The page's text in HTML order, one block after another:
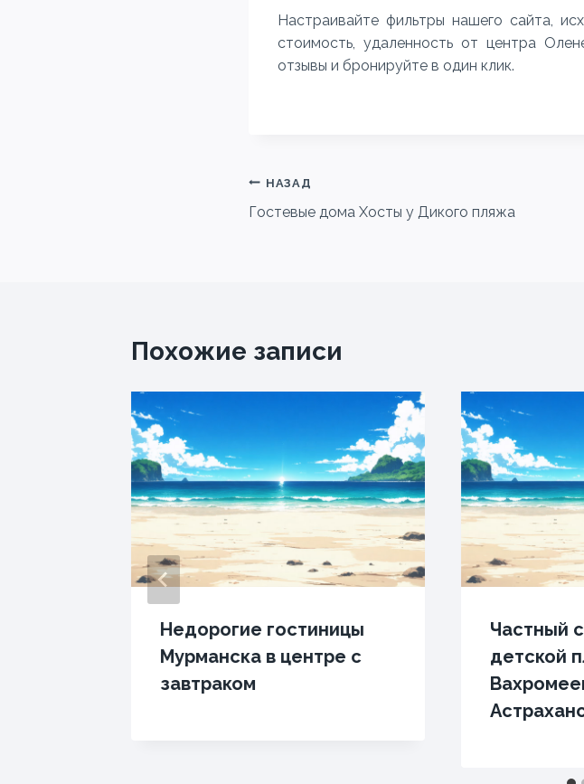
Настраивайте фильтры нашего сайта,
стоимость, удаленность от центра
отзывы и бронируйте в один клик.
Навигация
по
НАЗАД
Гостевые дома Хосты у Дикого пляжа
Похожие записи
Недорогие гостиницы
Мурманска в центре с
завтраком
Частный
детской